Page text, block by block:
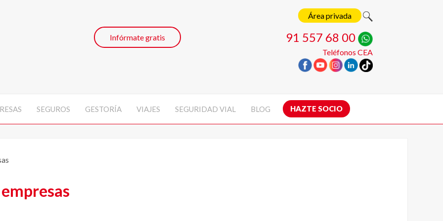
Área privada
91 557 68 00
Teléfonos CEA
Infórmate gratis
SEGUROS GESTORÍA VIAJES SEGURIDAD VIAL BLOG HAZTE SOCIO